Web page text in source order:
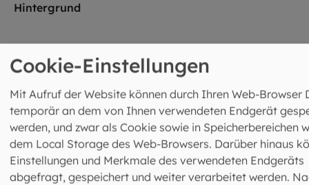
Cookie-Einstellungen
Mit Aufruf der Website können durch Ihren Web-Browser
temporär an dem von Ihnen verwendeten Endgerät
werden, und zwar als Cookie sowie in Speicherbereichen
dem Local Storage des Web-Browsers. Darüber hinaus
Einstellungen und Merkmale des verwendeten Endgeräts
abgefragt, gespeichert und weiter verarbeitet werden.